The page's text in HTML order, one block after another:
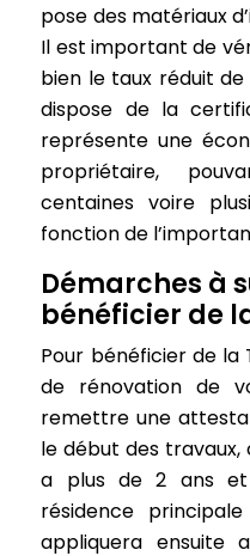
pose des matériaux
Il est important de
bien le taux réduit
dispose de la
représente une
propriétaire,
centaines voire
fonction de
Démarches à
bénéficier de
Pour bénéficier de la
de rénovation de
remettre une
le début des
a plus de 2 ans et
résidence
appliquera ensuite